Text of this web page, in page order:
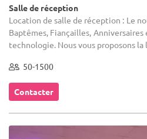
Salle de réception
Location de salle de réception : Le
Baptêmes, Fiançailles,
technologie. Nous vous proposons la
50-1500
Contacter